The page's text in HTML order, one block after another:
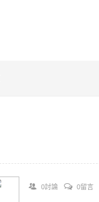
0討論 0留言